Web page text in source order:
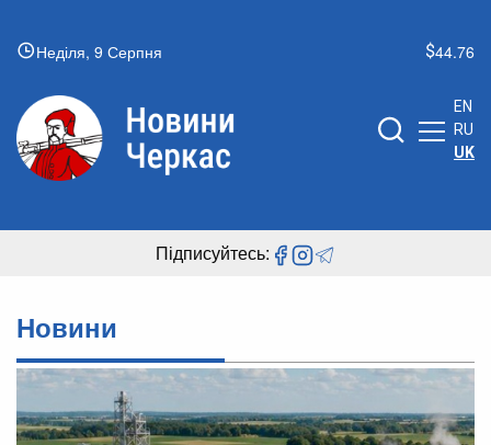
Неділя, 9 Серпня 44.76
EN
RU
UK
Підписуйтесь:
Новини